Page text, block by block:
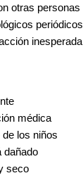
otras personas
periódicos
inesperada
médica
de los niños
dañado
seco